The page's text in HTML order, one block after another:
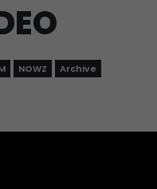
NOWZ Archive